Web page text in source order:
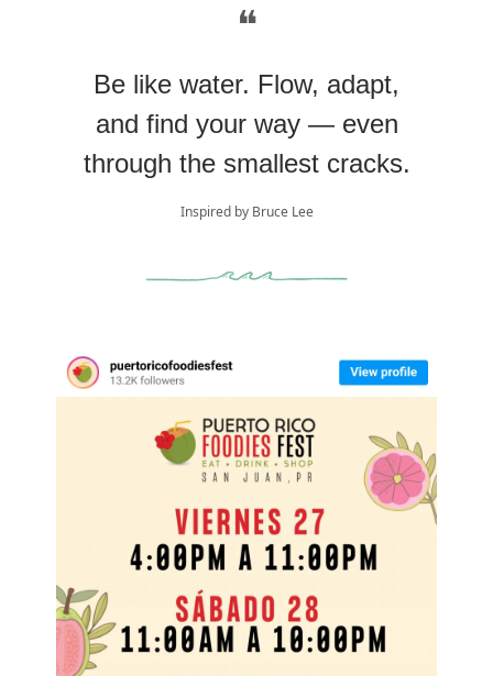
❝
Be like water. Flow, adapt,
and find your way — even
through the smallest cracks.
Inspired by Bruce Lee